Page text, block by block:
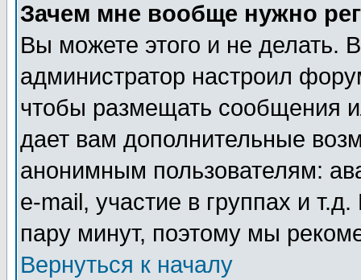
Зачем мне вообще нужно
Вы можете этого и не делать.
администратор настроил
чтобы размещать сообщения
дает вам дополнительные
анонимным пользователям:
e-mail, участие в группах и
пару минут, поэтому мы
Вернуться к началу